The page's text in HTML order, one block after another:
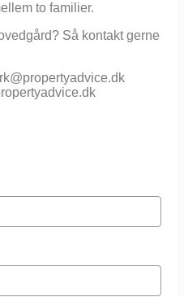
to familier.
Så kontakt gerne